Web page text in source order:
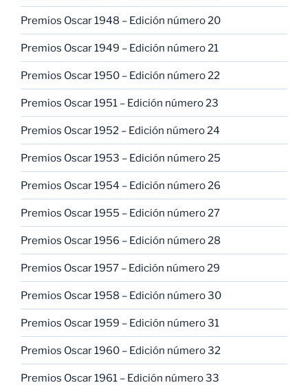
Premios Oscar 1948 – Edición número 20
Premios Oscar 1949 – Edición número 21
Premios Oscar 1950 – Edición número 22
Premios Oscar 1951 – Edición número 23
Premios Oscar 1952 – Edición número 24
Premios Oscar 1953 – Edición número 25
Premios Oscar 1954 – Edición número 26
Premios Oscar 1955 – Edición número 27
Premios Oscar 1956 – Edición número 28
Premios Oscar 1957 – Edición número 29
Premios Oscar 1958 – Edición número 30
Premios Oscar 1959 – Edición número 31
Premios Oscar 1960 – Edición número 32
Premios Oscar 1961 – Edición número 33